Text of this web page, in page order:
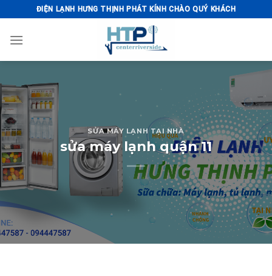
to
content
ĐIỆN LẠNH HƯNG THỊNH PHÁT KÍNH CHÀO QUÝ KHÁCH
SỬA MÁY LẠNH TẠI NHÀ
sửa máy lạnh quận 11